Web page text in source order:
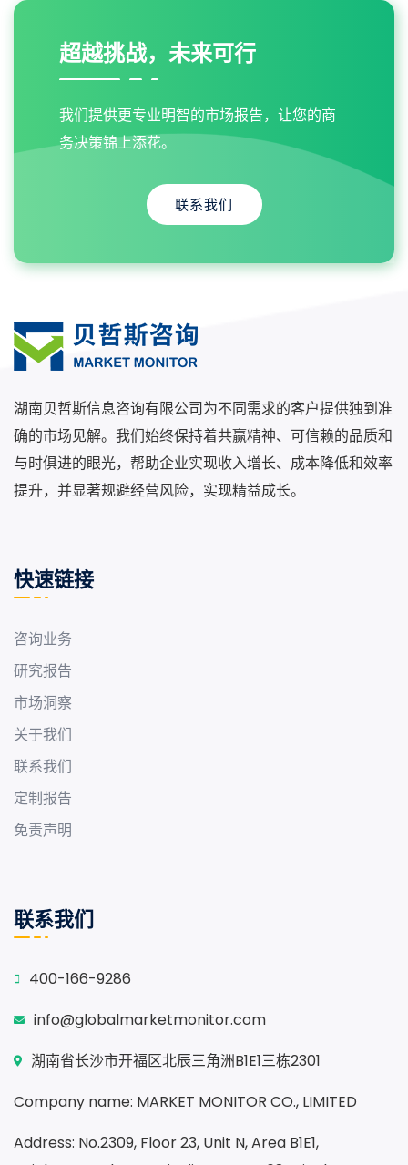
超越挑战，未来可行
我们提供更专业明智的市场报告，让您的商
务决策锦上添花。
联系我们
湖南贝哲斯信息咨询有限公司为不同需求的客户提供独到准
确的市场见解。我们始终保持着共赢精神、可信赖的品质和
与时俱进的眼光，帮助企业实现收入增长、成本降低和效率
提升，并显著规避经营风险，实现精益成长。
快速链接
咨询业务
研究报告
市场洞察
关于我们
联系我们
定制报告
免责声明
联系我们
400-166-9286
info@globalmarketmonitor.com
湖南省长沙市开福区北辰三角洲B1E1三栋2301
Company name: MARKET MONITOR CO., LIMITED
Address: No.2309, Floor 23, Unit N, Area B1E1,